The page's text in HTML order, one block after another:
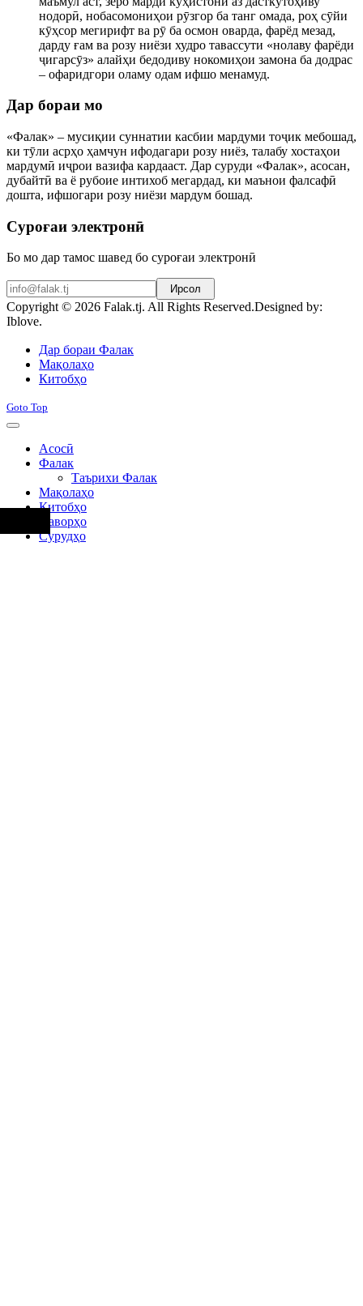
нодорӣ, нобасомониҳои рӯзгор ба танг омада, роҳ сӯйи
кӯҳсор мегирифт ва рӯ ба осмон оварда, фарёд мезад,
дарду ғам ва розу ниёзи худро тавассути «нолаву фарёди
ҷигарсӯз» алайҳи бедодиву нокомиҳои замона ба додрас
– офаридгори оламу одам ифшо менамуд.
Дар бораи мо
«Фалак» – мусиқии суннатии касбии мардуми тоҷик мебошад,
ки тӯли асрҳо ҳамчун ифодагари розу ниёз, талабу хостаҳои
мардумӣ иҷрои вазифа кардааст. Дар суруди «Фалак», асосан,
дубайтӣ ва ё рубоие интихоб мегардад, ки маънои фалсафӣ
дошта, ифшогари розу ниёзи мардум бошад.
Суроғаи электронӣ
Бо мо дар тамос шавед бо суроғаи электронӣ
Ирсол
Copyright © 2026 Falak.tj. All Rights Reserved.Designed by:
Iblove.
Дар бораи Фалак
Мақолаҳо
Китобҳо
Goto Top
Асосӣ
Фалак
Таърихи Фалак
Мақолаҳо
Китобҳо
Наворҳо
Сурудҳо